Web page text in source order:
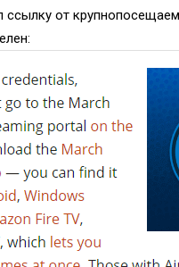
ссылку от